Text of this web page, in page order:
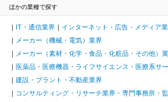
ほかの業種で探す
IT・通信業界
インターネット・広告・メディア
メーカー（機械・電気）業界
メーカー（素材・化学・食品・化粧品・その他）
医薬品・医療機器・ライフサイエンス・医療系サ
建設・プラント・不動産業界
コンサルティング・リサーチ業界・専門事務所・